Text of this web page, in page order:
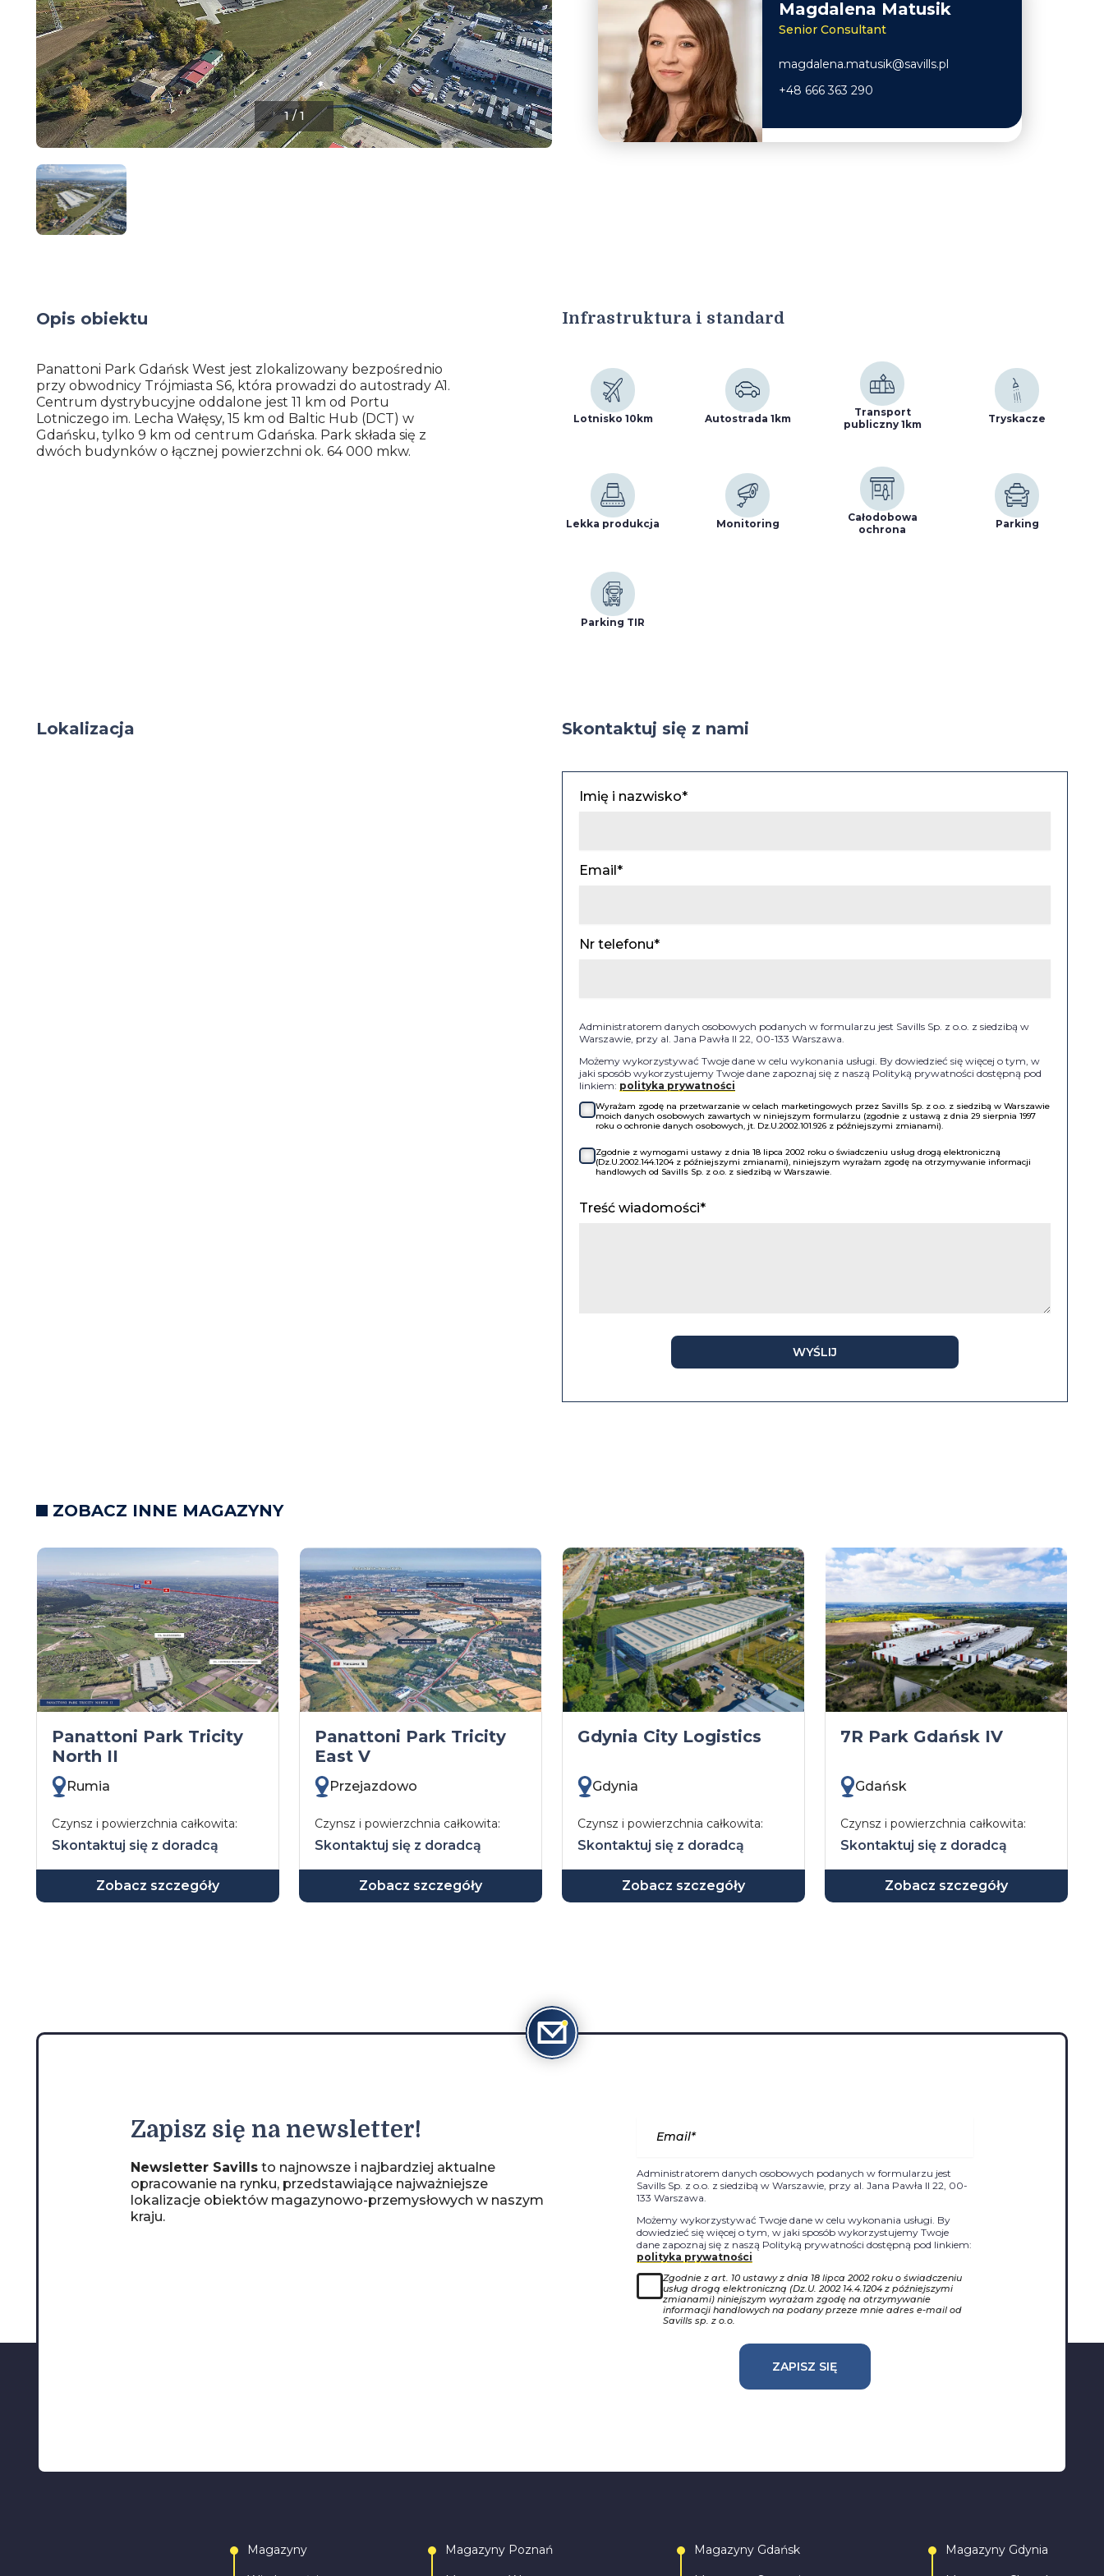
1/1
Magdalena Matusik
Senior Consultant
magdalena.matusik@savills.pl
+48 666 363 290
Opis obiektu
Panattoni Park Gdańsk West jest zlokalizowany bezpośrednio
przy obwodnicy Trójmiasta S6, która prowadzi do autostrady A1.
Centrum dystrybucyjne oddalone jest 11 km od Portu
Lotniczego im. Lecha Wałęsy, 15 km od Baltic Hub (DCT) w
Gdańsku, tylko 9 km od centrum Gdańska. Park składa się z
dwóch budynków o łącznej powierzchni ok. 64 000 mkw.
Infrastruktura i standard
Lotnisko 10km Autostrada 1km
Transport
publiczny 1km
Tryskacze
Lekka produkcja Monitoring
Całodobowa
ochrona
Parking
Parking TIR
Lokalizacja Skontaktuj się z nami
Imię i nazwisko*
Email*
Nr telefonu*
Administratorem danych osobowych podanych w formularzu jest Savills Sp. z o.o. z siedzibą w
Warszawie, przy al. Jana Pawła II 22, 00-133 Warszawa.
Możemy wykorzystywać Twoje dane w celu wykonania usługi. By dowiedzieć się więcej o tym, w
jaki sposób wykorzystujemy Twoje dane zapoznaj się z naszą Polityką prywatności dostępną pod
linkiem: polityka prywatności
Wyrażam zgodę na przetwarzanie w celach marketingowych przez Savills Sp. z o.o. z siedzibą w Warszawie
moich danych osobowych zawartych w niniejszym formularzu (zgodnie z ustawą z dnia 29 sierpnia 1997
roku o ochronie danych osobowych, jt. Dz.U.2002.101.926 z późniejszymi zmianami).
Zgodnie z wymogami ustawy z dnia 18 lipca 2002 roku o świadczeniu usług drogą elektroniczną
(Dz.U.2002.144.1204 z późniejszymi zmianami), niniejszym wyrażam zgodę na otrzymywanie informacji
handlowych od Savills Sp. z o.o. z siedzibą w Warszawie.
Treść wiadomości*
WYŚLIJ
ZOBACZ INNE MAGAZYNY
Panattoni Park Tricity
North II
Rumia
Czynsz i powierzchnia całkowita:
Skontaktuj się z doradcą
Zobacz szczegóły
Panattoni Park Tricity
East V
Przejazdowo
Czynsz i powierzchnia całkowita:
Skontaktuj się z doradcą
Zobacz szczegóły
Gdynia City Logistics
Gdynia
Czynsz i powierzchnia całkowita:
Skontaktuj się z doradcą
Zobacz szczegóły
7R Park Gdańsk IV
Gdańsk
Czynsz i powierzchnia całkowita:
Skontaktuj się z doradcą
Zobacz szczegóły
Zapisz się na newsletter!
Newsletter Savills to najnowsze i najbardziej aktualne
opracowanie na rynku, przedstawiające najważniejsze
lokalizacje obiektów magazynowo-przemysłowych w naszym
kraju.
Administratorem danych osobowych podanych w formularzu jest
Savills Sp. z o.o. z siedzibą w Warszawie, przy al. Jana Pawła II 22, 00-
133 Warszawa.
Możemy wykorzystywać Twoje dane w celu wykonania usługi. By
dowiedzieć się więcej o tym, w jaki sposób wykorzystujemy Twoje
dane zapoznaj się z naszą Polityką prywatności dostępną pod linkiem:
polityka prywatności
Zgodnie z art. 10 ustawy z dnia 18 lipca 2002 roku o świadczeniu
usług drogą elektroniczną (Dz.U. 2002 14.4.1204 z późniejszymi
zmianami) niniejszym wyrażam zgodę na otrzymywanie
informacji handlowych na podany przeze mnie adres e-mail od
Savills sp. z o.o.
ZAPISZ SIĘ
Magazyny Magazyny Poznań Magazyny Gdańsk Magazyny Gdynia